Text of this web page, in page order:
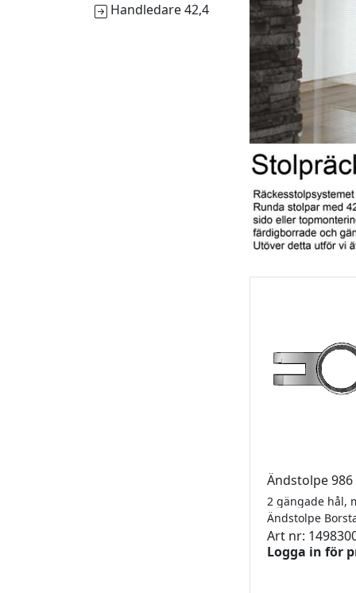
Handledare 42,4
Ändstolpe 986
Ändstolpe
Art nr:
Logga in för